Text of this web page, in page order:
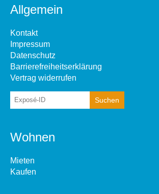
Allgemein
Kontakt
Impressum
Datenschutz
Barrierefreiheitserklärung
Vertrag widerrufen
Wohnen
Mieten
Kaufen